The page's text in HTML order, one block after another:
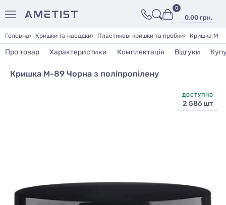
0.00 грн.
0
Головна Кришки та насадки Пластикові кришки та пробки Кришка М-
Про товар Характеристики Комплектація Відгуки
Кришка М-89 Чорна з поліпропілену
ДОСТУПНО
2 586 шт